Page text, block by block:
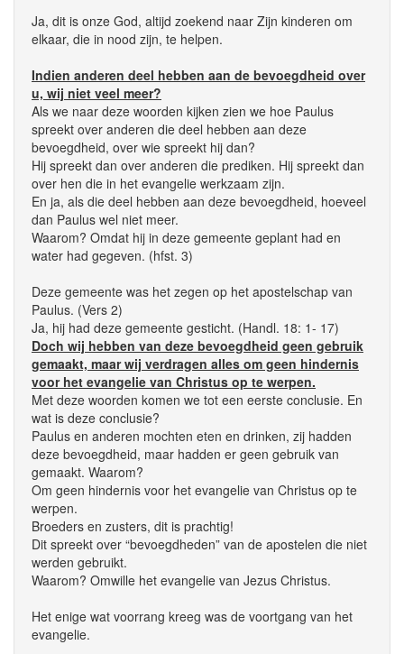
Ja, dit is onze God, altijd zoekend naar Zijn kinderen om
elkaar, die in nood zijn, te helpen.
Indien anderen deel hebben aan de bevoegdheid over
u, wij niet veel meer?
Als we naar deze woorden kijken zien we hoe Paulus
spreekt over anderen die deel hebben aan deze
bevoegdheid, over wie spreekt hij dan?
Hij spreekt dan over anderen die prediken. Hij spreekt dan
over hen die in het evangelie werkzaam zijn.
En ja, als die deel hebben aan deze bevoegdheid, hoeveel
dan Paulus wel niet meer.
Waarom? Omdat hij in deze gemeente geplant had en
water had gegeven. (hfst. 3)
Deze gemeente was het zegen op het apostelschap van
Paulus. (Vers 2)
Ja, hij had deze gemeente gesticht. (Handl. 18: 1- 17)
Doch wij hebben van deze bevoegdheid geen gebruik
gemaakt, maar wij verdragen alles om geen hindernis
voor het evangelie van Christus op te werpen.
Met deze woorden komen we tot een eerste conclusie. En
wat is deze conclusie?
Paulus en anderen mochten eten en drinken, zij hadden
deze bevoegdheid, maar hadden er geen gebruik van
gemaakt. Waarom?
Om geen hindernis voor het evangelie van Christus op te
werpen.
Broeders en zusters, dit is prachtig!
Dit spreekt over “bevoegdheden” van de apostelen die niet
werden gebruikt.
Waarom? Omwille het evangelie van Jezus Christus.
Het enige wat voorrang kreeg was de voortgang van het
evangelie.